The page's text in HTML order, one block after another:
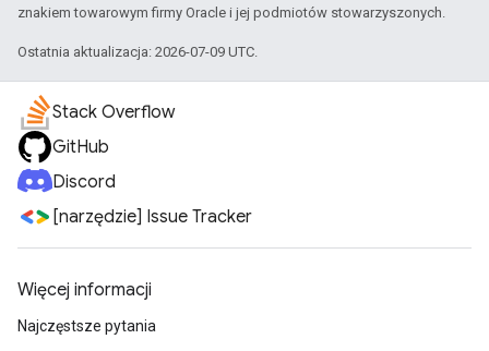
znakiem towarowym firmy Oracle i jej podmiotów stowarzyszonych.
Ostatnia aktualizacja: 2026-07-09 UTC.
Stack Overflow
GitHub
Discord
[narzędzie] Issue Tracker
Więcej informacji
Najczęstsze pytania